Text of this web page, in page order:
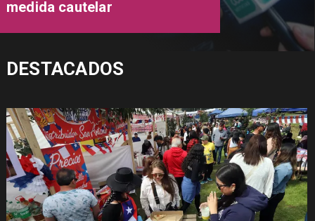
medida cautelar
DESTACADOS